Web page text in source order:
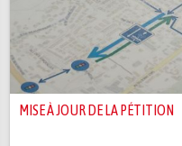
MISE À JOUR DE LA PÉTITION